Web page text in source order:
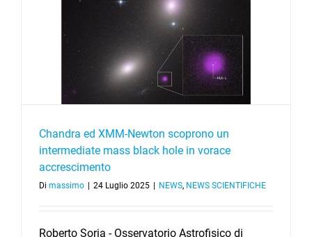
Chandra ed XMM-Newton scoprono un
intermediate mass black hole in vorace
accrescimento
Di massimo | 24 Luglio 2025 | NEWS, NEWS SCIENTIFICHE
​Roberto Soria - Osservatorio Astrofisico di